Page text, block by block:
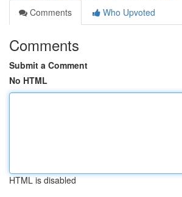
Comments
Who Upvoted
Comments
Submit a Comment
No HTML
HTML is disabled